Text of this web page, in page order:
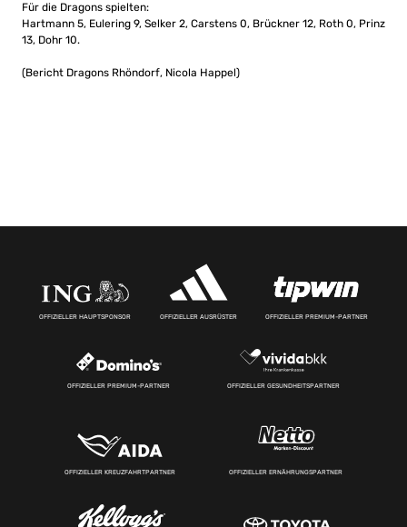
Für die Dragons spielten:
Hartmann 5, Eulering 9, Selker 2, Carstens 0, Brückner 12, Roth 0, Prinz
13, Dohr 10.
(Bericht Dragons Rhöndorf, Nicola Happel)
OFFIZIELLER HAUPTSPONSOR OFFIZIELLER AUSRÜSTER OFFIZIELLER PREMIUM-PARTNER
OFFIZIELLER PREMIUM-PARTNER OFFIZIELLER GESUNDHEITSPARTNER
OFFIZIELLER KREUZFAHRTPARTNER OFFIZIELLER ERNÄHRUNGSPARTNER